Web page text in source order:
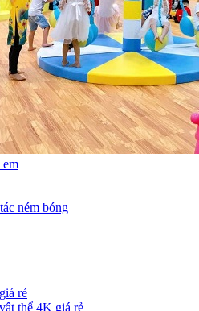
ném bóng
rẻ
thể 4K giá rẻ